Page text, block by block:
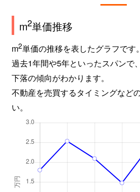
m2単価推移
m2単価の推移を表したグラフです。
過去1年間や5年といったスパンで
下落の傾向がわかります。
不動産を売買するタイミングなど
い。